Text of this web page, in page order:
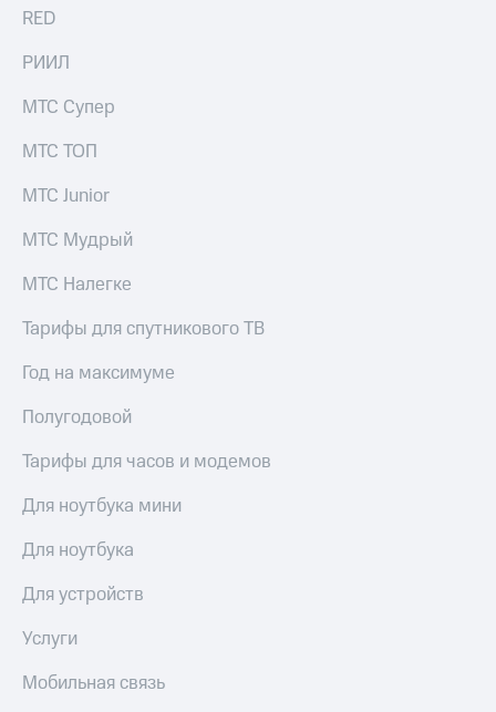
Порядок
акций
Рынок
Еврооблигации-2023
о
погашении
именных
облигаций
Другое
Реквизиты
Контакты
развитие
этика
На главную
RED
РИИЛ
МТС Супер
МТС ТОП
МТС Junior
МТС Мудрый
МТС Налегке
Тарифы для спутникового ТВ
Год на максимуме
Полугодовой
Тарифы для часов и модемов
Для ноутбука мини
Для ноутбука
Для устройств
Услуги
Мобильная связь